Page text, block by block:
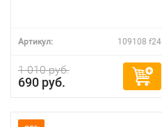
Артикул: 109108 f24
1 010 руб.
690 руб.